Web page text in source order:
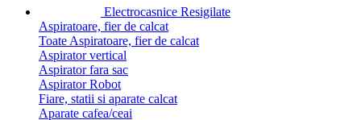
Electrocasnice Resigilate
Aspiratoare, fier de calcat
Toate Aspiratoare, fier de calcat
Aspirator vertical
Aspirator fara sac
Aspirator Robot
Fiare, statii si aparate calcat
Aparate cafea/ceai